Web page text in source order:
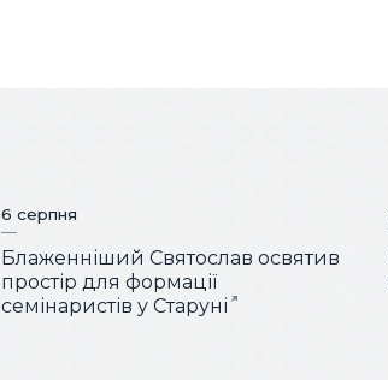
6 серпня
Блаженніший Святослав освятив
простір для формації
семінаристів у Старуні